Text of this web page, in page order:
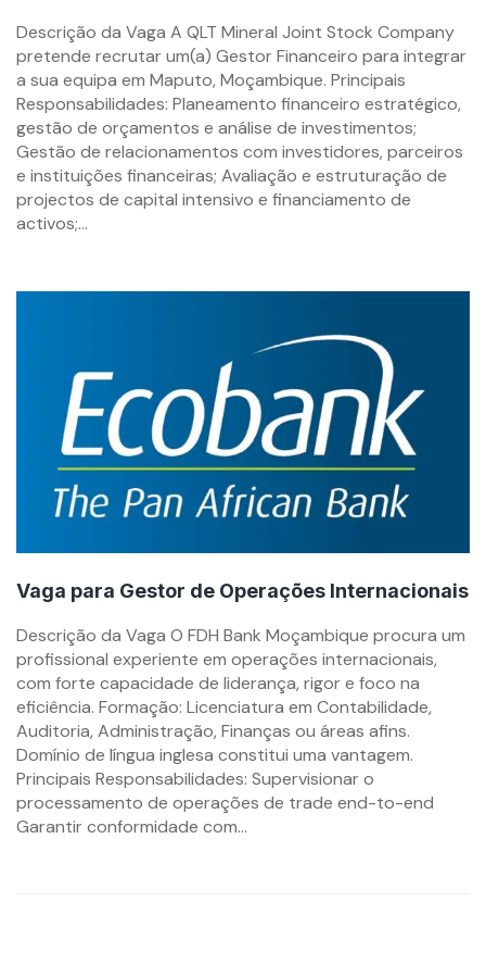
By
mzemprego.com
Descrição da Vaga A QLT Mineral Joint Stock Company
pretende recrutar um(a) Gestor Financeiro para integrar
a sua equipa em Maputo, Moçambique. Principais
Responsabilidades: Planeamento financeiro estratégico,
gestão de orçamentos e análise de investimentos;
Gestão de relacionamentos com investidores, parceiros
e instituições financeiras; Avaliação e estruturação de
projectos de capital intensivo e financiamento de
activos;...
Vaga para Gestor de Operações Internacionais
By
mzemprego.com
Descrição da Vaga O FDH Bank Moçambique procura um
profissional experiente em operações internacionais,
com forte capacidade de liderança, rigor e foco na
eficiência. Formação: Licenciatura em Contabilidade,
Auditoria, Administração, Finanças ou áreas afins.
Domínio de língua inglesa constitui uma vantagem.
Principais Responsabilidades: Supervisionar o
processamento de operações de trade end-to-end
Garantir conformidade com...